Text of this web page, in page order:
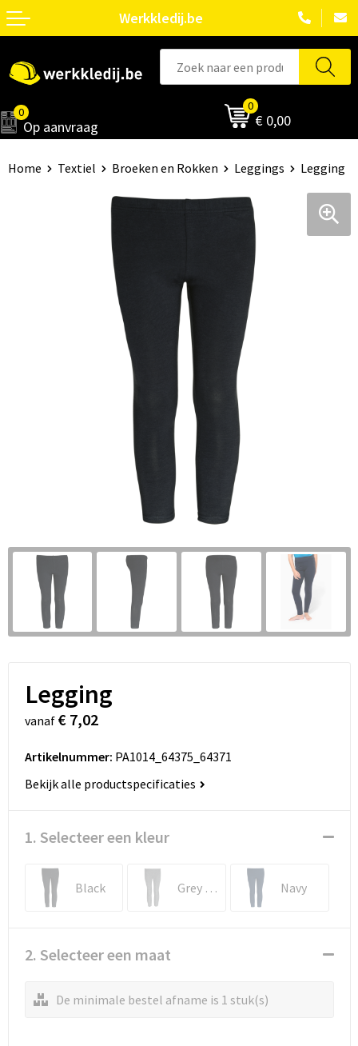
Werkkledij.be
0
Op aanvraag
0
€ 0,00
Home Textiel Broeken en Rokken Leggings Legging
Legging
vanaf € 7,02
Artikelnummer: PA1014_64375_64371
Bekijk alle productspecificaties
1. Selecteer een kleur
Black Grey Heather Navy
2. Selecteer een maat
De minimale bestel afname is 1 stuk(s)